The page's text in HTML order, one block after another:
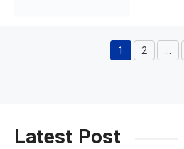
Halaman
1 Halaman
2
Latest Post